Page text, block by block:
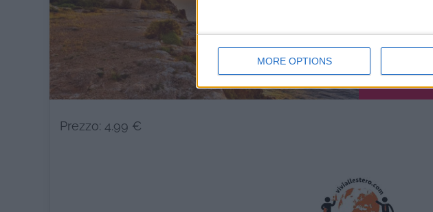
MORE OPTIONS
Prezzo: 4.99 €